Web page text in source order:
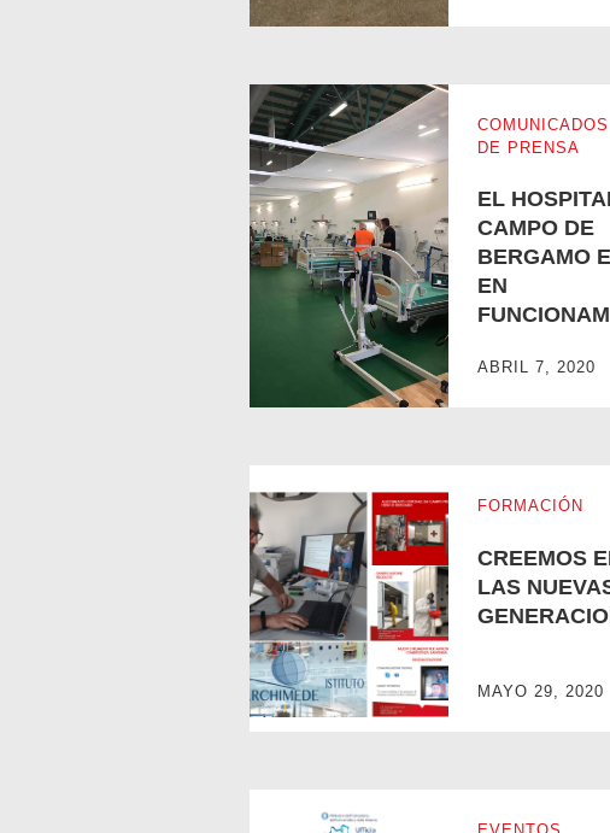
EL HOSPITAL DE CAMPO DE
COMUNICADOS
DE PRENSA
EL
CAMPO DE
BERGAMO
EN
ABRIL 7, 2020
CREEMOS EN LAS NUEVAS
FORMACIÓN
CREEMOS
LAS
MAYO 29, 2020